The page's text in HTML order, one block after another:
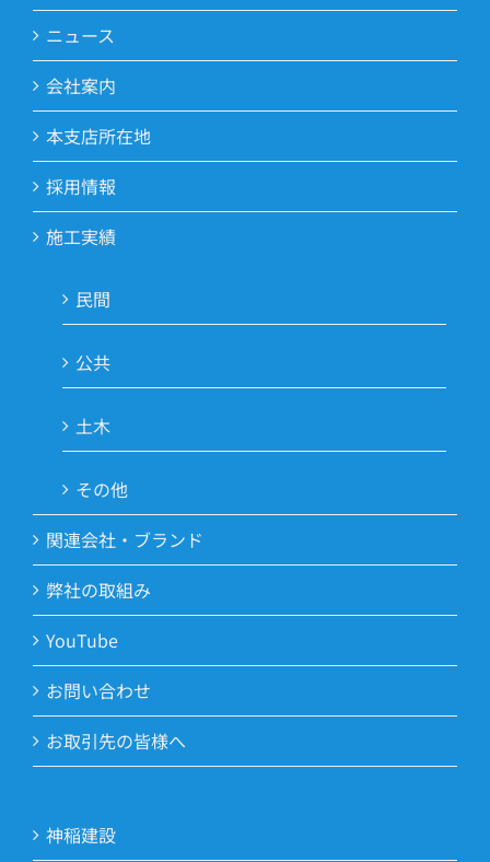
ニュース
会社案内
本支店所在地
採用情報
施工実績
民間
公共
土木
その他
関連会社・ブランド
弊社の取組み
YouTube
お問い合わせ
お取引先の皆様へ
神稲建設